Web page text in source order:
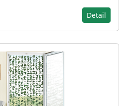
Detail